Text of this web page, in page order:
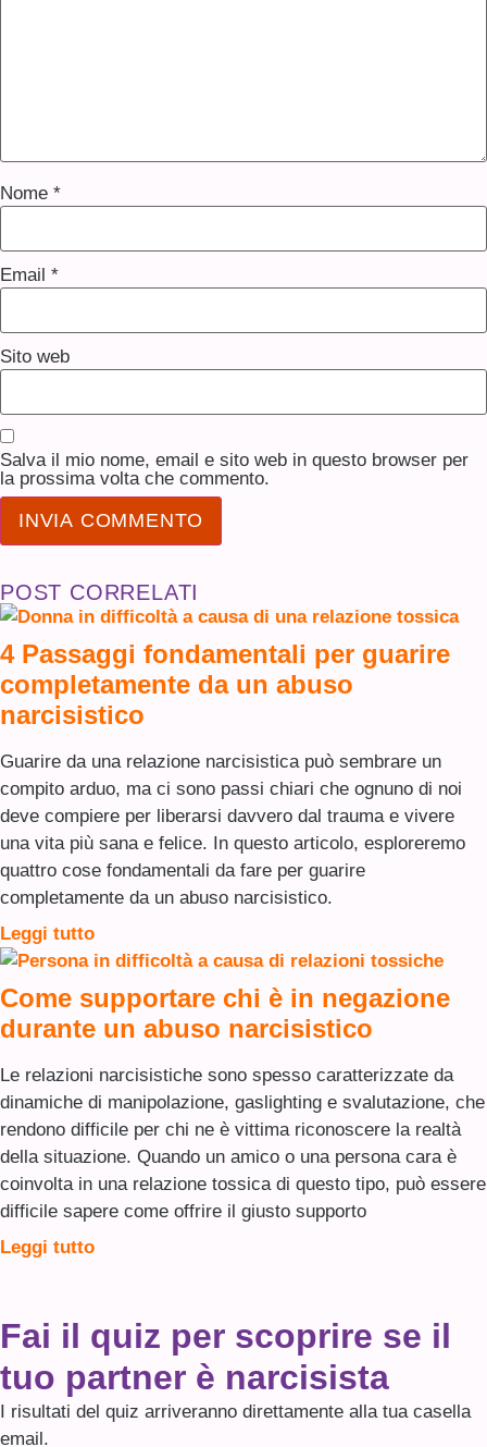
Nome *
Email *
Sito web
Salva il mio nome, email e sito web in questo browser per
la prossima volta che commento.
POST CORRELATI
4 Passaggi fondamentali per guarire
completamente da un abuso
narcisistico
Guarire da una relazione narcisistica può sembrare un
compito arduo, ma ci sono passi chiari che ognuno di noi
deve compiere per liberarsi davvero dal trauma e vivere
una vita più sana e felice. In questo articolo, esploreremo
quattro cose fondamentali da fare per guarire
completamente da un abuso narcisistico.
Leggi tutto
Come supportare chi è in negazione
durante un abuso narcisistico
Le relazioni narcisistiche sono spesso caratterizzate da
dinamiche di manipolazione, gaslighting e svalutazione, che
rendono difficile per chi ne è vittima riconoscere la realtà
della situazione. Quando un amico o una persona cara è
coinvolta in una relazione tossica di questo tipo, può essere
difficile sapere come offrire il giusto supporto
Leggi tutto
Fai il quiz per scoprire se il
tuo partner è narcisista
I risultati del quiz arriveranno direttamente alla tua casella
email.